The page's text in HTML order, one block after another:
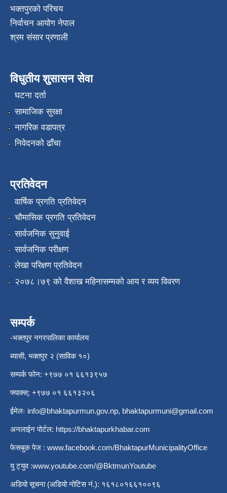
भक्तपुरकाे परिचय
निर्वाचन आयोग नेपाल
श्रम संसार प्रणाली
विधुतीय शुसासन सेवा
घटना दर्ता
सामाजिक सुरक्षा
नागरिक वडापत्र
निवेदनको ढाँचा
प्रतिवेदन
वार्षिक प्रगति प्रतिवेदन
चौमासिक प्रगति प्रतिवेदन
सार्वजनिक सुनुवाई
सार्वजनिक परीक्षण
लेखा परिक्षण प्रतिवेदन
२०७८।७९ को वैशाख महिनासम्मको आय र व्यय विवरण
सम्पर्क
-भक्तपुर नगरपालिका कार्यालय
ब्यासी, भक्तपुर २ (साविक १०)
सम्पर्क फोन: +९७७ ०१ ६६१३९५७
फ्याक्स्: +९७७ ०१ ६६१३२०६
ईमेलः info@bhaktapurmun.gov.np, bhaktapurmuni@gmail.com
अनलाईन पोर्टल: https://bhaktapurkhabar.com
फेसबुक पेज : www.facebook.com/BhaktapurMunicipalityOffice
यु ट्युव :www.youtube.com/@BktmunYoutube
अडियो सूचना (अडियो नोटिस नं.): १६१८०१६६१००९६